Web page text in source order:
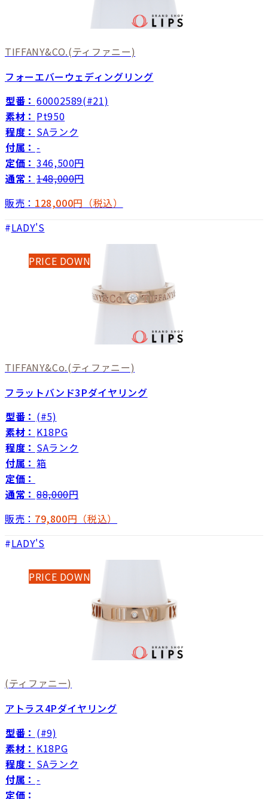
TIFFANY&CO.(ティファニー)
フォーエバーウェディングリング
型番： 60002589(#21)
素材： Pt950
程度： SAランク
付属： -
定価： 346,500円
通常： 148,000円
販売： 128,000円（税込）
LADY'S
PRICE DOWN
TIFFANY&Co.(ティファニー)
フラットバンド3Pダイヤリング
型番： (#5)
素材： K18PG
程度： SAランク
付属： 箱
定価：
通常： 88,000円
販売： 79,800円（税込）
LADY'S
PRICE DOWN
(ティファニー)
アトラス4Pダイヤリング
型番： (#9)
素材： K18PG
程度： SAランク
付属： -
定価：